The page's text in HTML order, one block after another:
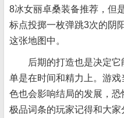
8冰女丽卓桑装备推荐，但
标点投掷一枚弹跳3次的阴
这张地图中。
后期的打造也是决定它
单是在时间和精力上。游
色也会影响结局的发展，
极品词条的玩家记得和大